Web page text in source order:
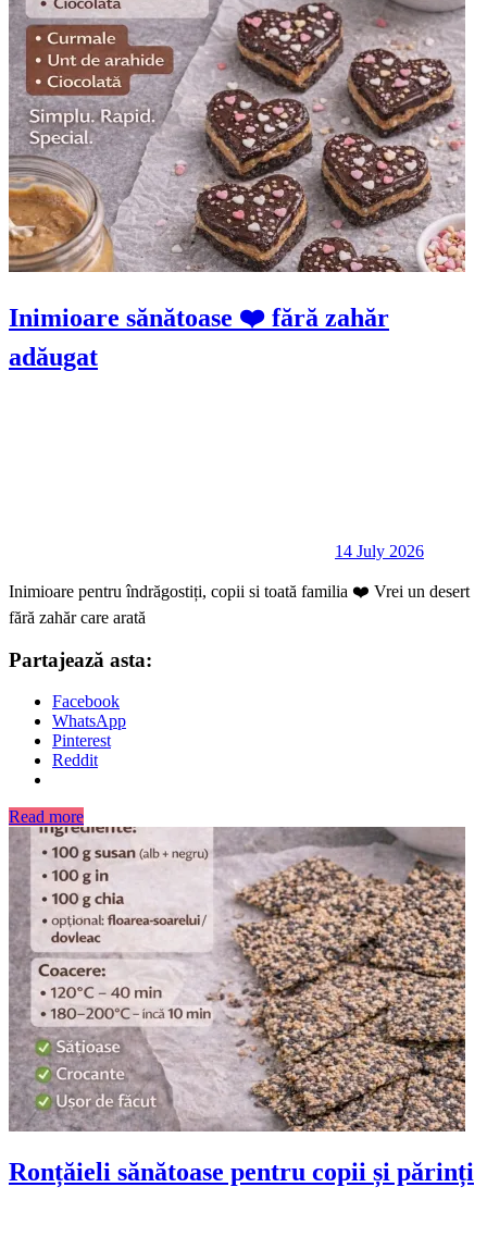
Inimioare sănătoase ❤️ fără zahăr
adăugat
14 July 2026
Inimioare pentru îndrăgostiți, copii si toată familia ❤️ Vrei un desert
fără zahăr care arată
Partajează asta:
Facebook
WhatsApp
Pinterest
Reddit
Read more
Ronțăieli sănătoase pentru copii și părinți